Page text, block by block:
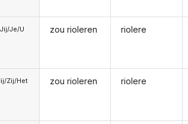
Jij/Je/U
Zij/Het
zou rioleren
zou rioleren
riolere
riolere